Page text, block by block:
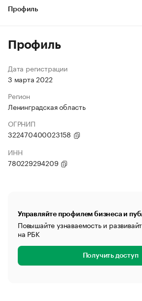
Профиль
Профиль
Дата регистрации
3 марта 2022
Регион
Ленинградская область
ОГРНИП
322470400023158
ИНН
780229294209
Управляйте профилем бизнеса и
Повышайте узнаваемость и
на РБК
Получить доступ